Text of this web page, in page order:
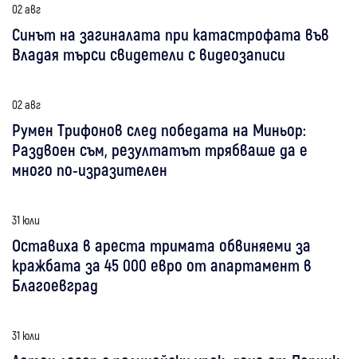
02 авг
Синът на загиналата при катастрофата във
Владая търси свидетели с видеозаписи
02 авг
Румен Трифонов след победата на Миньор:
Раздвоен съм, резултатът трябваше да е
много по-изразителен
31 юли
Оставиха в ареста тримата обвиняеми за
кражбата за 45 000 евро от апартамент в
Благоевград
31 юли